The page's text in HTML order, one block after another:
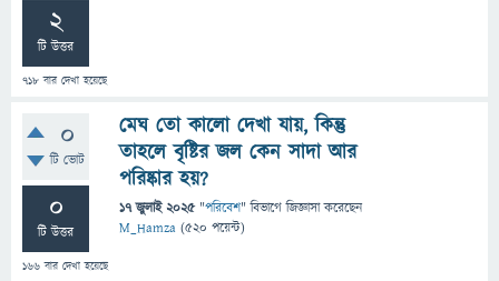
2
টি উত্তর
718 বার দেখা হয়েছে
0
টি ভোট
0
টি উত্তর
166 বার দেখা হয়েছে
মেঘ তো কালো দেখা যায়, কিন্তু
তাহলে বৃষ্টির জল কেন সাদা আর
পরিষ্কার হয়?
17 জুলাই 2025 "পরিবেশ" বিভাগে জিজ্ঞাসাকরেছেন
M_Hamza (520 পয়েন্ট)